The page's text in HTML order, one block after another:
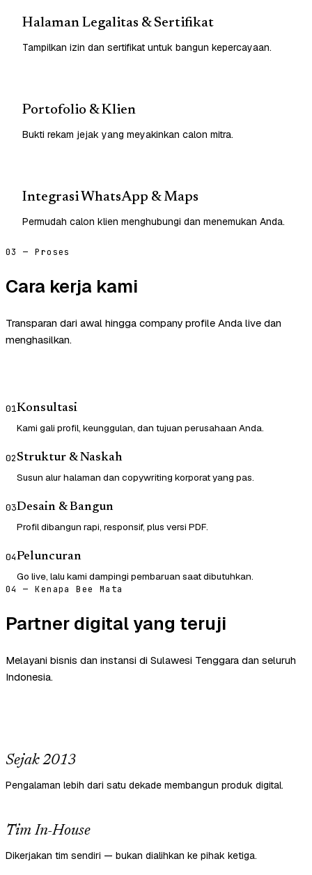
Halaman Legalitas & Sertifikat
Tampilkan izin dan sertifikat untuk bangun kepercayaan.
Portofolio & Klien
Bukti rekam jejak yang meyakinkan calon mitra.
Integrasi WhatsApp & Maps
Permudah calon klien menghubungi dan menemukan Anda.
03 — Proses
Cara kerja kami
Transparan dari awal hingga company profile Anda live dan
menghasilkan.
01Konsultasi
Kami gali profil, keunggulan, dan tujuan perusahaan Anda.
02Struktur & Naskah
Susun alur halaman dan copywriting korporat yang pas.
03Desain & Bangun
Profil dibangun rapi, responsif, plus versi PDF.
04Peluncuran
Go live, lalu kami dampingi pembaruan saat dibutuhkan.
04 — Kenapa Bee Mata
Partner digital yang teruji
Melayani bisnis dan instansi di Sulawesi Tenggara dan seluruh
Indonesia.
Sejak 2013
Pengalaman lebih dari satu dekade membangun produk digital.
Tim In-House
Dikerjakan tim sendiri — bukan dialihkan ke pihak ketiga.